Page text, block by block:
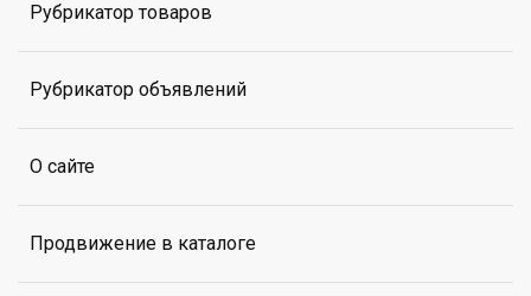
Рубрикатор товаров
Рубрикатор объявлений
О сайте
Продвижение в каталоге